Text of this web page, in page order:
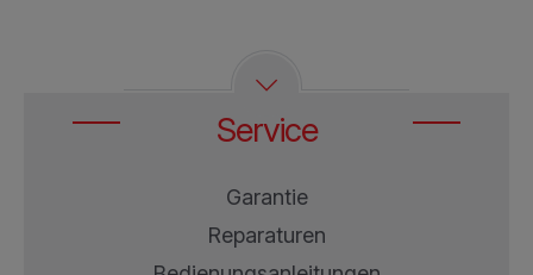
Service
Garantie
Reparaturen